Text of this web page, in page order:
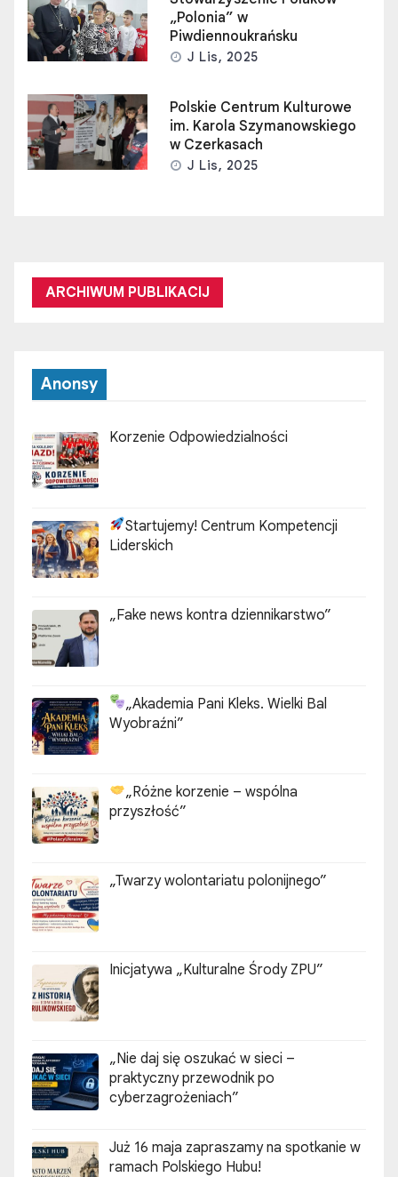
„Polonia” w
Piwdiennoukrańsku
J Lis, 2025
Polskie Centrum Kulturowe
im. Karola Szymanowskiego
w Czerkasach
J Lis, 2025
ARCHIWUM PUBLIKACIJ
Anonsy
Korzenie Odpowiedzialności
Startujemy! Centrum Kompetencji
Liderskich
„Fake news kontra dziennikarstwo”
„Akademia Pani Kleks. Wielki Bal
Wyobraźni”
„Różne korzenie – wspólna
przyszłość”
„Twarzy wolontariatu polonijnego”
Inicjatywa „Kulturalne Środy ZPU”
„Nie daj się oszukać w sieci –
praktyczny przewodnik po
cyberzagrożeniach”
Już 16 maja zapraszamy na spotkanie w
ramach Polskiego Hubu!